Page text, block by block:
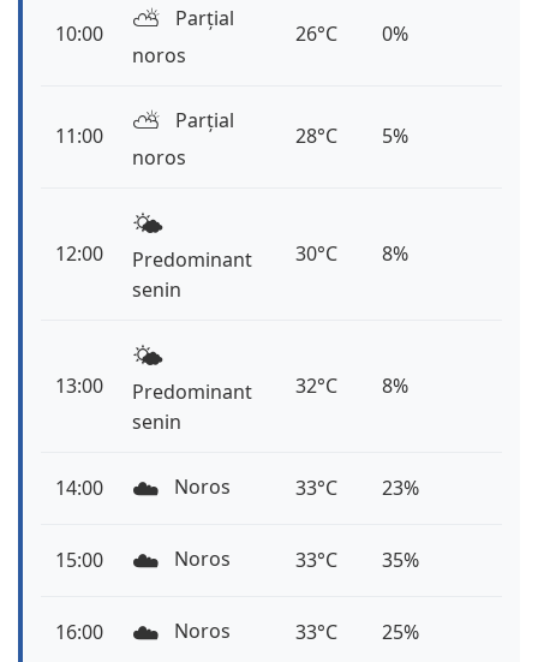
10:00 ⛅️
Parțial
noros
26°C 0%
11:00 ⛅️
Parțial
noros
28°C 5%
12:00
🌤️
Predominant
senin
30°C 8%
13:00
🌤️
Predominant
senin
32°C 8%
14:00 ☁️ Noros 33°C 23%
15:00 ☁️ Noros 33°C 35%
16:00 ☁️ Noros 33°C 25%